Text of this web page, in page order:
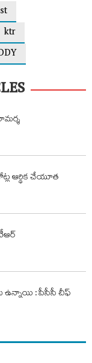
ktr
ఆర్థిక చేయూత
ఉన్నాయి : పీసీసీ చీఫ్